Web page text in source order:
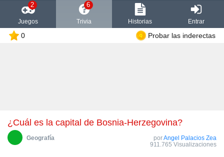
2
Juegos
6
Trivia Historias Entrar
0 Probar las inderectas
¿Cuál es la capital de Bosnia-Herzegovina?
Geografía porAngel Palacios Zea
911.765 Visualizaciones